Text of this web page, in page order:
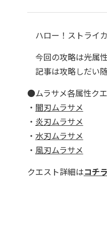
ハロー！ストライ
今回の攻略は光属
記事は攻略しだい
●ムラサメ各属性ク
・ 闇刃ムラサメ
・ 炎刃ムラサメ
・ 水刃ムラサメ
・ 風刃ムラサメ
クエスト詳細はコチラ